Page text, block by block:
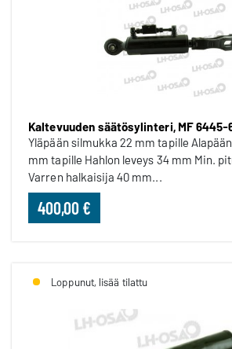
Kaltevuuden säätösylinteri, MF 6445-
Yläpään silmukka 22 mm tapille
mm tapille Hahlon leveys 34 mm Min.
Varren halkaisija 40 mm...
400,00 €
Loppunut, lisää tilattu